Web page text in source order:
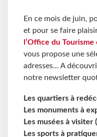
En ce mois de juin,
et pour se faire
l’Office du
vous propose une
adresses… A
notre newsletter
Les quartiers à
Les monuments à
Les musées à visiter
Les sports à